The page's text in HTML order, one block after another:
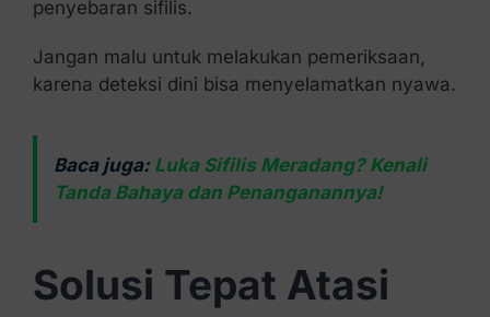
penyebaran sifilis.
Jangan malu untuk melakukan pemeriksaan,
karena deteksi dini bisa menyelamatkan nyawa.
Baca juga: Luka Sifilis Meradang? Kenali
Tanda Bahaya dan Penanganannya!
Solusi Tepat Atasi